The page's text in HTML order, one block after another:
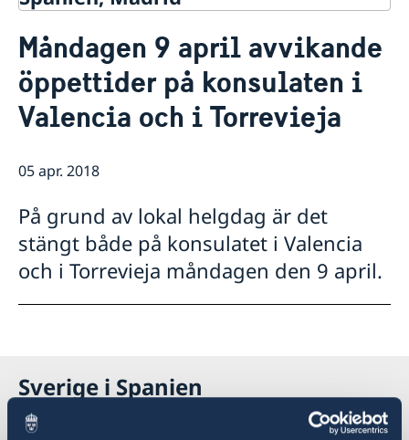
Om oss
Ambassadens personal
Dataskyddspolicy (GDPR)
Allmänna handlingar
Praktik
Så stöttar vi svenska företag
Vi är en resurs för svenska företag
Team Sweden
Svenska företag i Spanien
Aktuellt
Prioriterat Sverigefrämjande - seminarier &
evenemang
Svenskrelaterade kontakter i Spanien
Måndagen 9 april avvikande
öppettider på konsulaten i
Valencia och i Torrevieja
05 apr. 2018
På grund av lokal helgdag är det
stängt både på konsulatet i Valencia
och i Torrevieja måndagen den 9 april.
Sverige i Spanien